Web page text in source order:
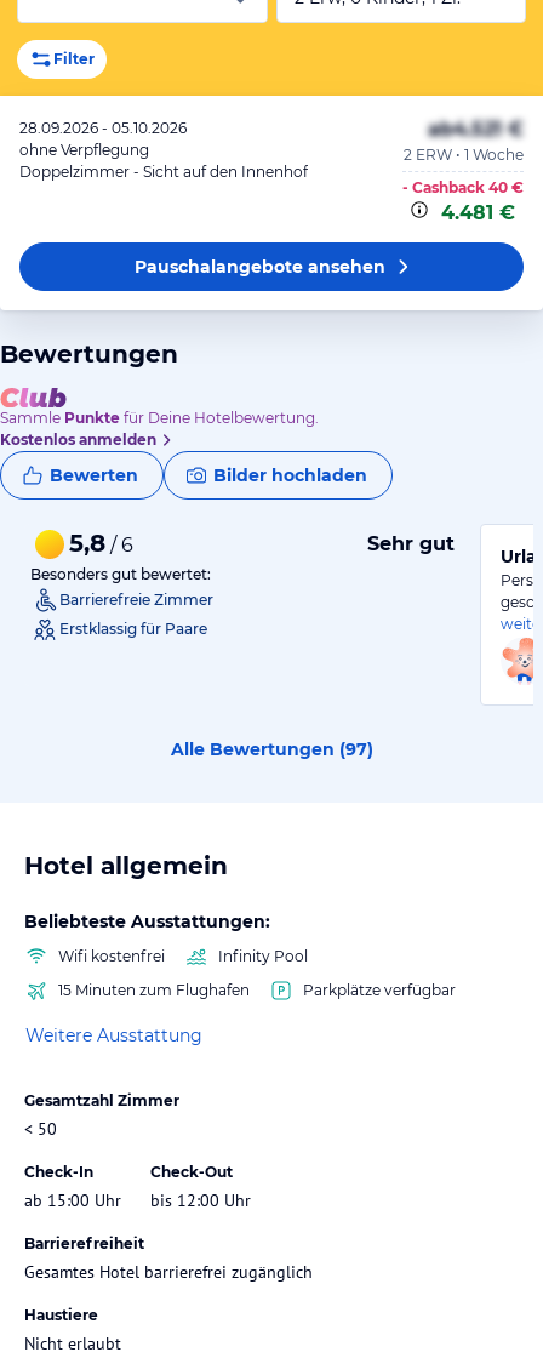
Filter
28.09.2026 - 05.10.2026
ohne Verpflegung
Doppelzimmer - Sicht auf den Innenhof
ab4.521 €
2 ERW • 1 Woche
- Cashback 40 €
4.481 €
Pauschalangeboteansehen
Bewertungen
Sammle Punkte für Deine Hotelbewertung.
Kostenlos anmelden
Bewerten Bilder hochladen
5,8 / 6 Sehr gut
Besonders gut bewertet:
Barrierefreie Zimmer
Erstklassig für Paare
Alle Bewertungen (97)
Hotel allgemein
Beliebteste Ausstattungen:
Wifi kostenfrei
Infinity Pool
15 Minuten zum Flughafen
Parkplätze verfügbar
Weitere Ausstattung
Gesamtzahl Zimmer
< 50
Check-In
ab 15:00 Uhr
Check-Out
bis 12:00 Uhr
Barrierefreiheit
Gesamtes Hotel barrierefrei zugänglich
Haustiere
Nicht erlaubt